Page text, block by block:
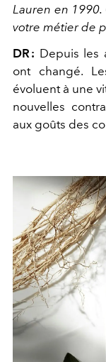
Lauren en
votre métier de
DR : Depuis les
ont changé.
évoluent à une
nouvelles
aux goûts des